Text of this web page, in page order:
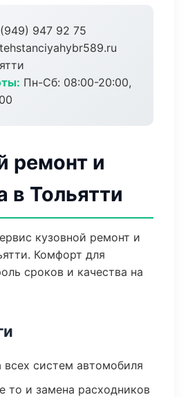
947 92 75
Пн-Сб: 08:00-20:00,
ремонт и
в Тольятти
кузовной ремонт и
Комфорт для
сроков и качества на
всех систем автомобиля
то и замена расходников